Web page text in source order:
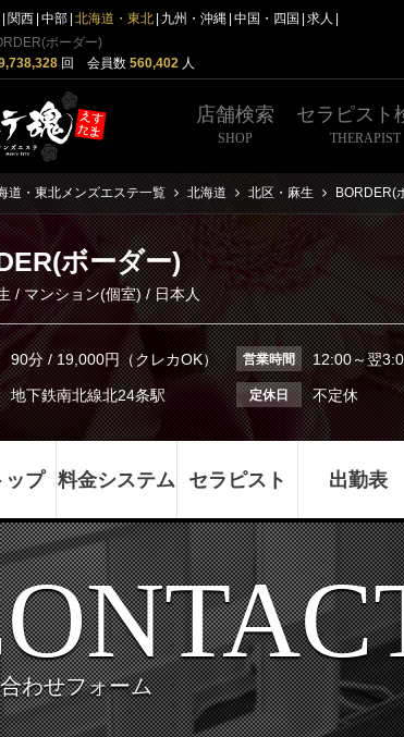
関西 中部 北海道・東北 九州・沖縄 中国・四国
求人
ボーダー)
回 会員数 560,402 人
店舗検索
SHOP
セラピスト
THERAPIST
道・東北メンズエステ一覧 北海道 北区・麻生 BORDER(
ボーダー)
/マンション(個室)/ 日本人
90分 / 19,000円（クレカOK） 営業時間 12:00～翌
地下鉄南北線北24条駅 定休日 不定休
ップ 料金システム セラピスト 出勤表
わせフォーム